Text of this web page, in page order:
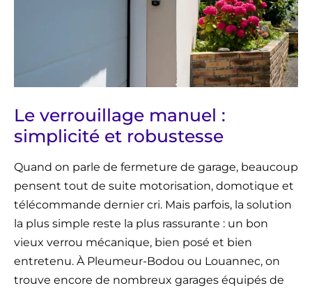
Le verrouillage manuel :
simplicité et robustesse
Quand on parle de fermeture de garage, beaucoup
pensent tout de suite motorisation, domotique et
télécommande dernier cri. Mais parfois, la solution
la plus simple reste la plus rassurante : un bon
vieux verrou mécanique, bien posé et bien
entretenu. À Pleumeur-Bodou ou Louannec, on
trouve encore de nombreux garages équipés de